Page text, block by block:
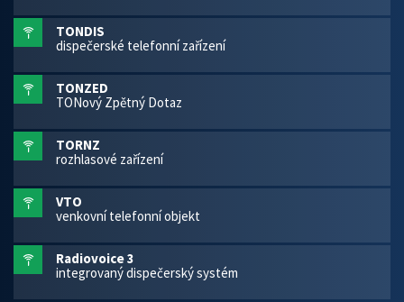
TONDIS
dispečerské telefonní zařízení
TONZED
TONový Zpětný Dotaz
TORNZ
rozhlasové zařízení
VTO
venkovní telefonní objekt
Radiovoice 3
integrovaný dispečerský systém